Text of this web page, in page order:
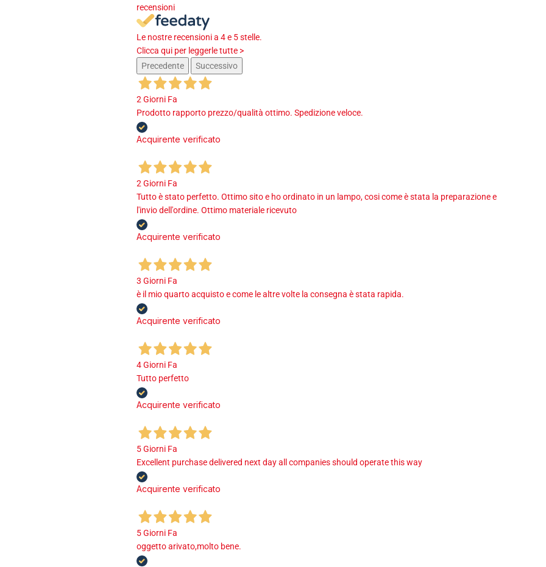
recensioni
Le nostre recensioni a 4 e 5 stelle.
Clicca qui per leggerle tutte >
Precedente
Successivo
2 Giorni Fa
Prodotto rapporto prezzo/qualità ottimo. Spedizione veloce.
Acquirente verificato
2 Giorni Fa
Tutto è stato perfetto. Ottimo sito e ho ordinato in un lampo, cosi come è stata la preparazione e
l'invio dell'ordine. Ottimo materiale ricevuto
Acquirente verificato
3 Giorni Fa
è il mio quarto acquisto e come le altre volte la consegna è stata rapida.
Acquirente verificato
4 Giorni Fa
Tutto perfetto
Acquirente verificato
5 Giorni Fa
Excellent purchase delivered next day all companies should operate this way
Acquirente verificato
5 Giorni Fa
oggetto arivato,molto bene.